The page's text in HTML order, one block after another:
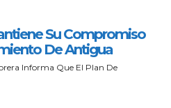
Su Compromiso
De Antigua
Informa Que El Plan De